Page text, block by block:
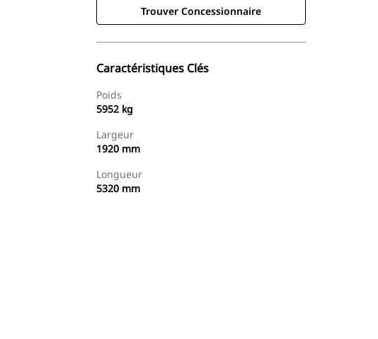
Trouver Concessionnaire
Caractéristiques Clés
Poids
5952 kg
Largeur
1920 mm
Longueur
5320 mm